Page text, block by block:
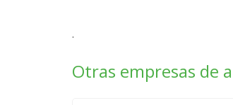
.
Otras empresas de